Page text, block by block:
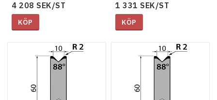
4 208 SEK/ST
KÖP
1 331 SEK/ST
KÖP